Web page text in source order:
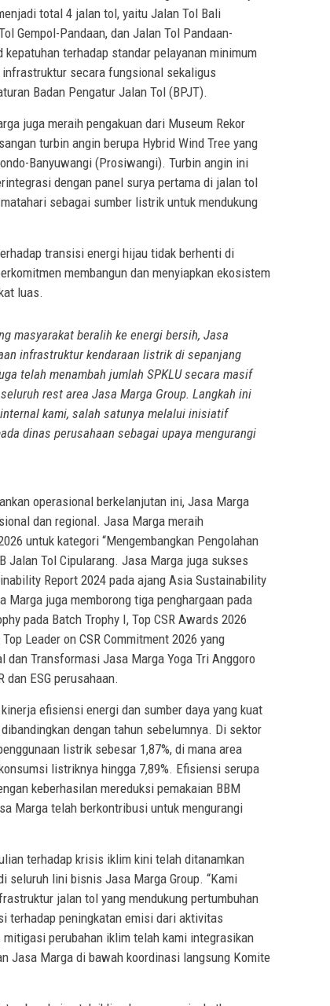
total 4 jalan tol, yaitu Jalan Tol Bali
Gempol-Pandaan, dan Jalan Tol Pandaan-
terhadap standar pelayanan minimum
secara fungsional sekaligus
Badan Pengatur Jalan Tol (BPJT).
juga meraih pengakuan dari Museum Rekor
turbin angin berupa Hybrid Wind Tree yang
Banyuwangi (Prosiwangi). Turbin angin ini
dengan panel surya pertama di jalan tol
sebagai sumber listrik untuk mendukung
transisi energi hijau tidak berhenti di
membangun dan menyiapkan ekosistem
luas.
masyarakat beralih ke energi bersih, Jasa
infrastruktur kendaraan listrik di sepanjang
telah menambah jumlah SPKLU secara masif
rest area Jasa Marga Group. Langkah ini
kami, salah satunya melalui inisiatif
dinas perusahaan sebagai upaya mengurangi
operasional berkelanjutan ini, Jasa Marga
dan regional. Jasa Marga meraih
untuk kategori “Mengembangkan Pengolahan
Jalan Tol Cipularang. Jasa Marga juga sukses
Report 2024 pada ajang Asia Sustainability
Marga juga memborong tiga penghargaan pada
pada Batch Trophy I, Top CSR Awards 2026
Leader on CSR Commitment 2026 yang
dan Transformasi Jasa Marga Yoga Tri Anggoro
ESG perusahaan.
efisiensi energi dan sumber daya yang kuat
dengan tahun sebelumnya. Di sektor
listrik sebesar 1,87%, di mana area
listriknya hingga 7,89%. Efisiensi serupa
keberhasilan mereduksi pemakaian BBM
Marga telah berkontribusi untuk mengurangi
terhadap krisis iklim kini telah ditanamkan
seluruh lini bisnis Jasa Marga Group. “Kami
jalan tol yang mendukung pertumbuhan
terhadap peningkatan emisi dari aktivitas
perubahan iklim telah kami integrasikan
Jasa Marga di bawah koordinasi langsung Komite